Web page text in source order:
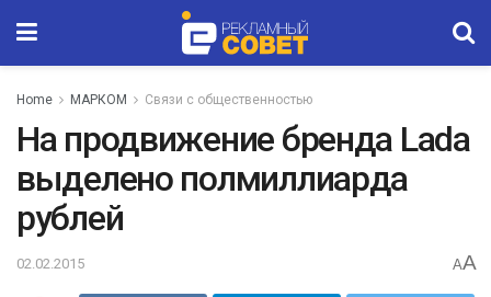
Home МАРКОМ Связи с общественностью
На продвижение бренда Lada
выделено полмиллиарда
рублей
02.02.2015 AA